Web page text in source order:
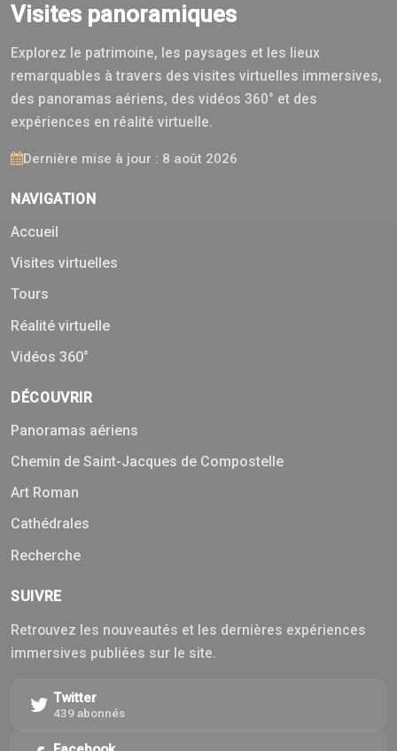
Visites panoramiques
Explorez le patrimoine, les paysages et les lieux
remarquables à travers des visites virtuelles immersives,
des panoramas aériens, des vidéos 360° et des
expériences en réalité virtuelle.
Dernière mise à jour : 8 août 2026
NAVIGATION
Accueil
Visites virtuelles
Tours
Réalité virtuelle
Vidéos 360°
DÉCOUVRIR
Panoramas aériens
Chemin de Saint-Jacques de Compostelle
Art Roman
Cathédrales
Recherche
SUIVRE
Retrouvez les nouveautés et les dernières expériences
immersives publiées sur le site.
Twitter
439 abonnés